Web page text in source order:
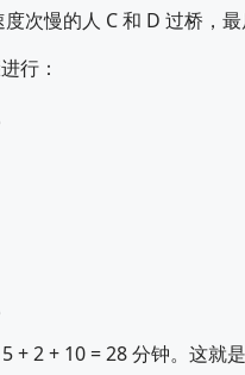
次慢的人 C 和 D 过桥，
行：
+ 2 + 10 = 28 分钟。这就